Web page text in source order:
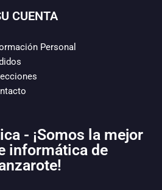
CUENTA
Personal
- ¡Somos la mejor
informática de